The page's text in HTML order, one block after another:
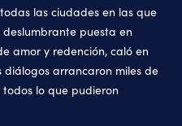
las ciudades en las que
deslumbrante puesta en
amor y redención, caló en
diálogos arrancaron miles de
lo que pudieron